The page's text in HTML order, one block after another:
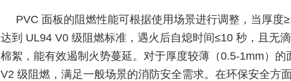
PVC 面板的阻燃性能可根据使用场景进行调整，当厚度
达到 UL94 V0 级阻燃标准，遇火后自熄时间≤10 秒，且无
棉絮，能有效遏制火势蔓延。对于厚度较薄（0.5-1mm）的
V2 级阻燃，满足一般场景的消防安全需求。在环保安全方